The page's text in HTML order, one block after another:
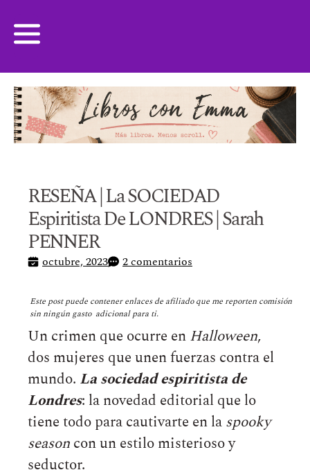
RESEÑA | La SOCIEDAD
Espiritista De LONDRES | Sarah
PENNER
octubre, 2023 2 comentarios
Este post puede contener enlaces de afiliado que me reporten comisión
sin ningún gasto adicional para ti.
Un crimen que ocurre enHalloween,
dos mujeres que unen fuerzas contra el
mundo. La sociedad espiritista de
Londres: la novedad editorial que lo
tiene todo para cautivarte en laspooky
seasoncon un estilo misterioso y
seductor.